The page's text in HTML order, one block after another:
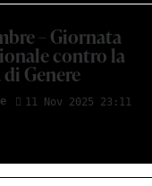
– Giornata
contro la
Genere
11 Nov 2025 23:11